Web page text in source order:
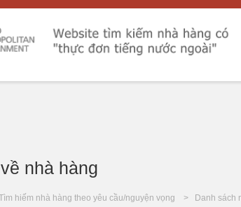
nhà hàng
hiếm nhà hàng theo yêu cầu/nguyện vọng Danh sách